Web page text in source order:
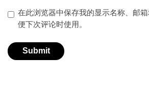
在此浏览器中保存我的显示名称、邮
便下次评论时使用。